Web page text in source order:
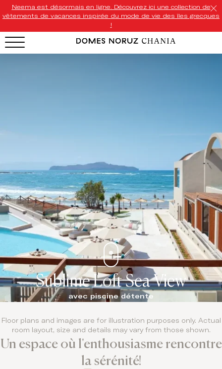
Neema est désormais en ligne. Découvrez ici une collection de
vêtements de vacances inspirée du mode de vie des îles grecques
!
Signature Concepts
Domes Stories
Contact
Sublime Loft Sea View
avec piscine détente
Floor plans and images are for illustration purposes only. Actual
room layout, size and details may vary from those shown.
Un espace où l'enthousiasme rencontre
la sérénité!